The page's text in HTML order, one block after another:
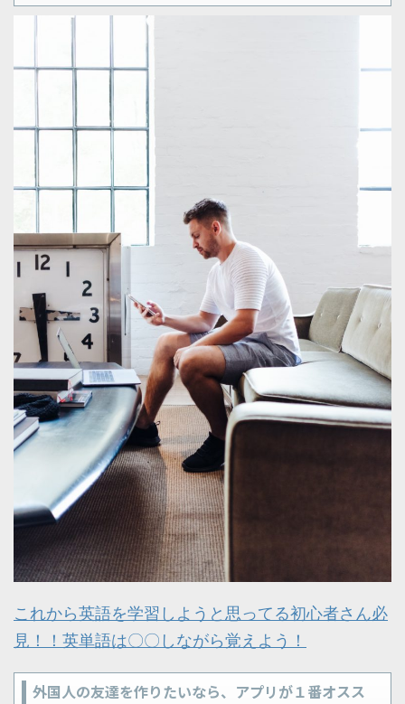
これから英語を学習しようと思ってる初心者さん必
見！！英単語は〇〇しながら覚えよう！
外国人の友達を作りたいなら、アプリが１番オスス